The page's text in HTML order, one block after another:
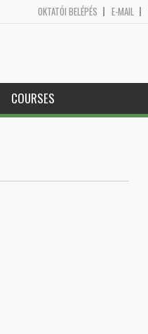
OKTATÓI BELÉPÉS E-MAIL
COURSES